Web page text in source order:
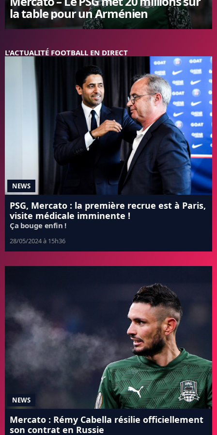
FC BARCELONE
MANCHESTER UNITED
BAYERN
L'AVIS DE LA RÉDAC'
la table pour un Arménien
L'ACTUALITÉ FOOTBALL EN DIRECT
NEWS
PSG, Mercato : la première recrue est à Paris,
visite médicale imminente !
Ça bouge enfin !
28/05/2024 à 15h36
NEWS
Mercato : Rémy Cabella résilie officiellement
son contrat en Russie